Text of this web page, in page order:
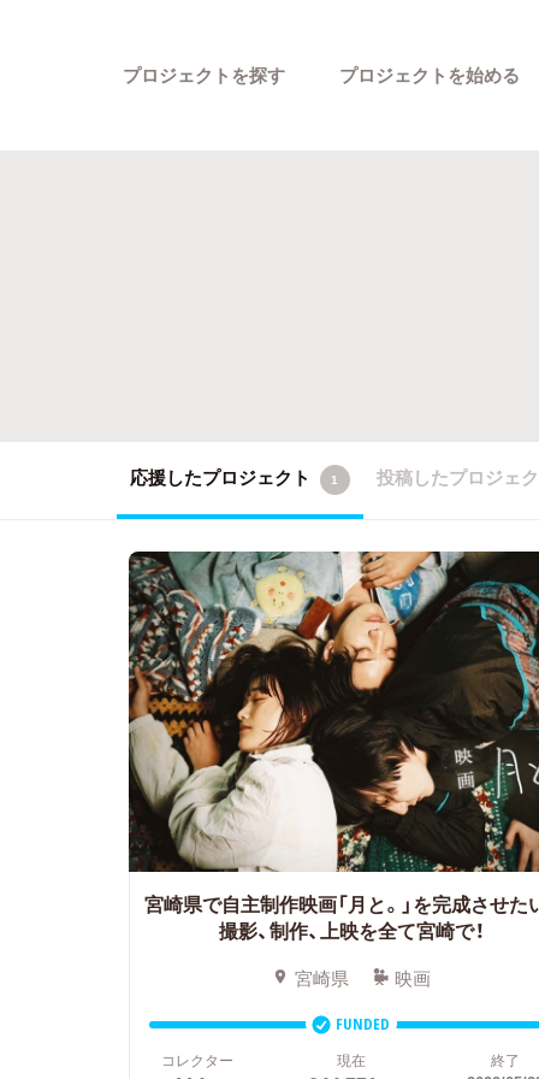
プロジェクトを探す プロジェクトを始める
応援したプロジェクト 1 投稿したプロジェ
宮崎県で自主制作映画「月と。」を完成させた
撮影、制作、上映を全て宮崎で！
宮崎県 映画
FUNDED
コレクター
現在 終了